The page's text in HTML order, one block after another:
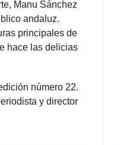
Manu Sánchez
andaluz.
principales de
hace las delicias
número 22.
y director